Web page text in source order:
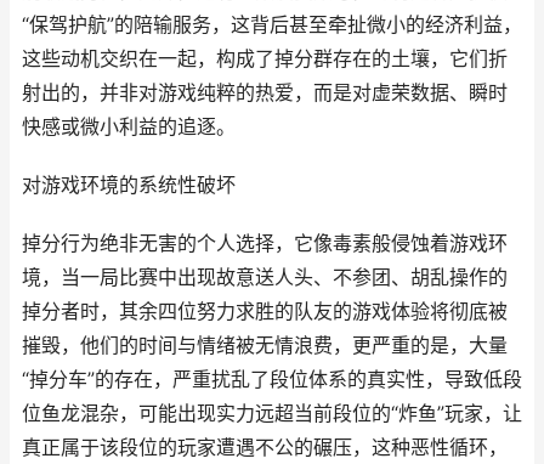
“保驾护航”的陪输服务，这背后甚至牵扯微小的经济利益，
这些动机交织在一起，构成了掉分群存在的土壤，它们折
射出的，并非对游戏纯粹的热爱，而是对虚荣数据、瞬时
快感或微小利益的追逐。
对游戏环境的系统性破坏
掉分行为绝非无害的个人选择，它像毒素般侵蚀着游戏环
境，当一局比赛中出现故意送人头、不参团、胡乱操作的
掉分者时，其余四位努力求胜的队友的游戏体验将彻底被
摧毁，他们的时间与情绪被无情浪费，更严重的是，大量
“掉分车”的存在，严重扰乱了段位体系的真实性，导致低段
位鱼龙混杂，可能出现实力远超当前段位的“炸鱼”玩家，让
真正属于该段位的玩家遭遇不公的碾压，这种恶性循环，